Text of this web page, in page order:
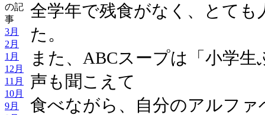
の記
事
3月
2月
1月
12月
11月
10月
9月
全学年で残食がなく、とて
た。
また、ABCスープは「小学
声も聞こえて
食べながら、自分のアルフ